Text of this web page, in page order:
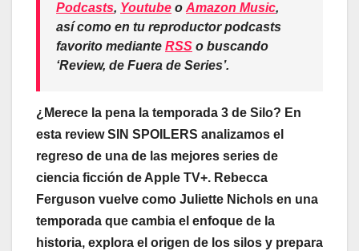
Podcasts, Youtube o Amazon Music,
así como en tu reproductor podcasts
favorito mediante RSS o buscando
‘Review, de Fuera de Series’.
¿Merece la pena la temporada 3 de Silo? En
esta review SIN SPOILERS analizamos el
regreso de una de las mejores series de
ciencia ficción de Apple TV+. Rebecca
Ferguson vuelve como Juliette Nichols en una
temporada que cambia el enfoque de la
historia, explora el origen de los silos y prepara